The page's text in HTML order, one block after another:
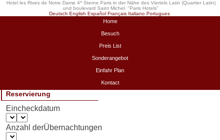
Hotel les Rives de Notre Dame 4* Sterne Paris in der Nähe des Viertels Latin (Quartier Latin)
und boulevard Saint Michel. "Paris Hotels"
Deutsch English Español Français Italiano Portugues
Home
Besuch
Preis List
Sonderangebot
Einfahr Plan
Kontact
Reservierung
Eincheckdatum
Anzahl derÜbernachtungen